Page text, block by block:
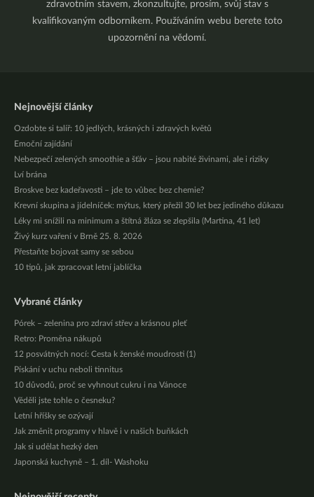
zdravotním stavem, zkonzultujte, prosím, svůj stav s
kvalifikovaným odborníkem. Používáním webu berete toto
upozornění na vědomí.
Nejnovější články
Ozdobte si talíř: 10 jedlých, krásných i zdravých květů
Emoční zajídání
Nebezpečí zelených smoothie a šťáv – jsou nabité živinami, ale i riziky
Lví brána
Broskve bez kadeřavosti – jde to vůbec bez chemie?
Krevní skupina a jídelníček: mýtus, který přežil 30 let bez jediného důkazu
Léky mi snížili na minimum a štítná žláza se zlepšila (Martina, 41 let)
Živý kurz vaření v Brně 25. 8. 2026
Přestaňte bojovat samy se sebou
10 tipů, jak zpracovat letní jablíčka
Vybrané články
Pórek – zelenina pro zdraví střev a krásnou pleť
Retro: Proměna nákupů
12 posvátných nocí: Cesta k ženské moudrosti (1)
Pískání v uchu neboli tinnitus
10 důvodů, proč se vyhnout cukru i na Vánoce
Věděli jste tohle o česneku?
Letní hříšky se ozývají
Jak změnit programy v hlavě i v našich buňkách
Jak si udělat hezký den
Japonská kuchyně – 1. díl- Washoku